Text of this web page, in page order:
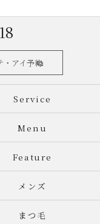
・アイ予約
Service
Menu
Feature
メンズ
まつ毛